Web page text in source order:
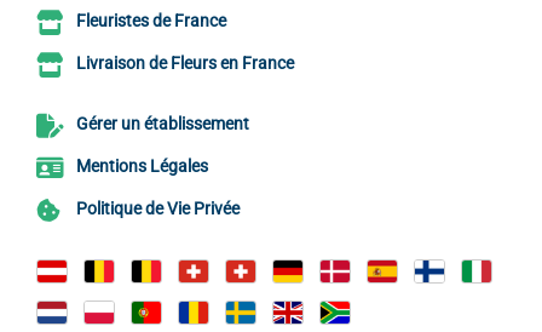
Fleuristes de France
Livraison de Fleurs en France
Gérer un établissement
Mentions Légales
Politique de Vie Privée